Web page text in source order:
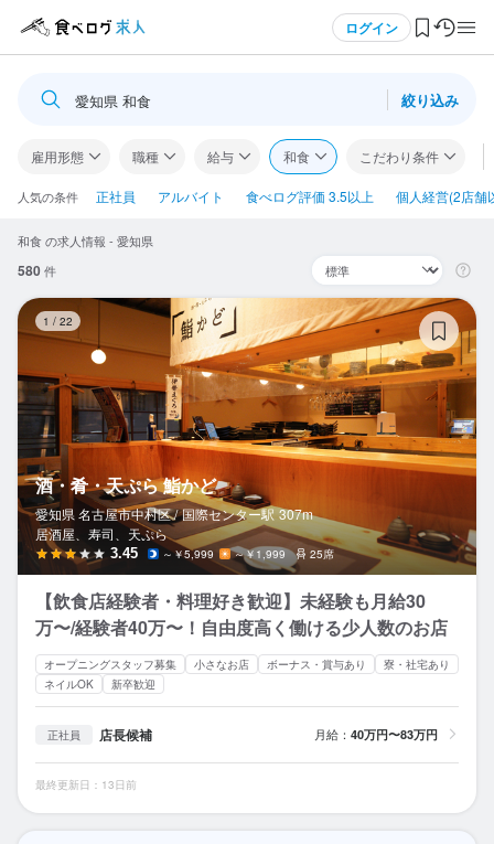
ログイン
食べログ求人TOP
求人検索
閲覧履歴
気になる求人
検索履歴・保存した条件
応募履歴
WEB履歴書
スカウト・メルマガ受信設定
ヘルプ・お問い合わせフォーム
掲載をご検討の店舗様へ
食べログ求人PRESS
プライバシーポリシー
愛知県 和食 絞り込み
雇用形態 職種 給与 和食 こだわり条件
人気の条件 正社員 アルバイト 食べログ評価 3.5以上 個人経営(2店舗
和食 の求人情報 - 愛知県
580件
1 / 22
酒・肴・天ぷら 鮨かど
愛知県 名古屋市中村区 / 国際センター駅 307m
居酒屋、寿司、天ぷら
3.45 ～￥5,999 ～￥1,999 25席
【飲食店経験者・料理好き歓迎】未経験も月給30
万〜/経験者40万〜！自由度高く働ける少人数のお店
オープニングスタッフ募集 小さなお店 ボーナス・賞与あり
寮・社宅あり
ネイルOK
新卒歓迎
正社員 店長候補 月給： 40万円〜83万円
最終更新日：13日前